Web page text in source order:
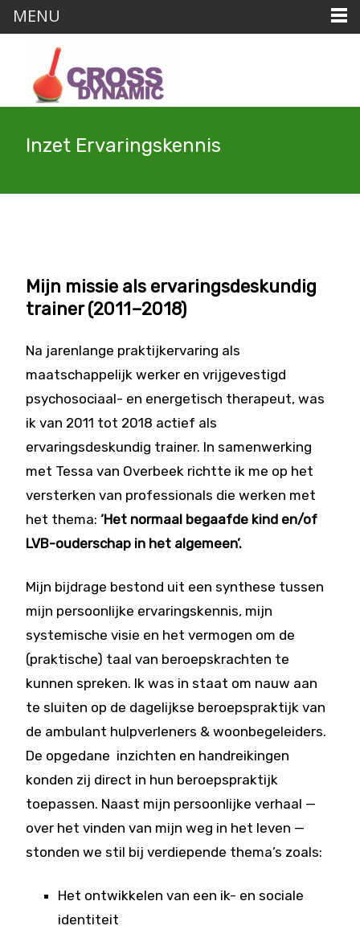
Inzet Ervaringskennis
Mijn missie als ervaringsdeskundig
trainer (2011–2018)
Na jarenlange praktijkervaring als
maatschappelijk werker en vrijgevestigd
psychosociaal- en energetisch therapeut, was
ik van 2011 tot 2018 actief als
ervaringsdeskundig trainer. In samenwerking
met Tessa van Overbeek richtte ik me op het
versterken van professionals die werken met
het thema: ‘Het normaal begaafde kind en/of
LVB-ouderschap in het algemeen’.
Mijn bijdrage bestond uit een synthese tussen
mijn persoonlijke ervaringskennis, mijn
systemische visie en het vermogen om de
(praktische) taal van beroepskrachten te
kunnen spreken. Ik was in staat om nauw aan
te sluiten op de dagelijkse beroepspraktijk van
de ambulant hulpverleners & woonbegeleiders.
De opgedane inzichten en handreikingen
konden zij direct in hun beroepspraktijk
toepassen. Naast mijn persoonlijke verhaal —
over het vinden van mijn weg in het leven —
stonden we stil bij verdiepende thema’s zoals:
Het ontwikkelen van een ik- en sociale
identiteit
MENU